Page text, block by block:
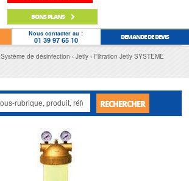
BONS PLANS
Nous contacter au :
01 39 97 65 10 DEMANDE DE DEVIS
Système de désinfection Jetly
Filtration Jetly SYSTEME
RECHERCHER